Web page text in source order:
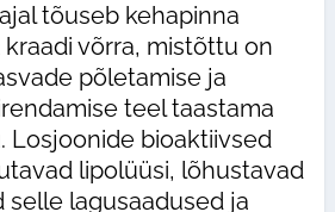
tõuseb kehapinna
võrra, mistõttu on
põletamise ja
teel taastama
Losjoonide bioaktiivsed
lipolüüsi, lõhustavad
selle lagusaadused ja